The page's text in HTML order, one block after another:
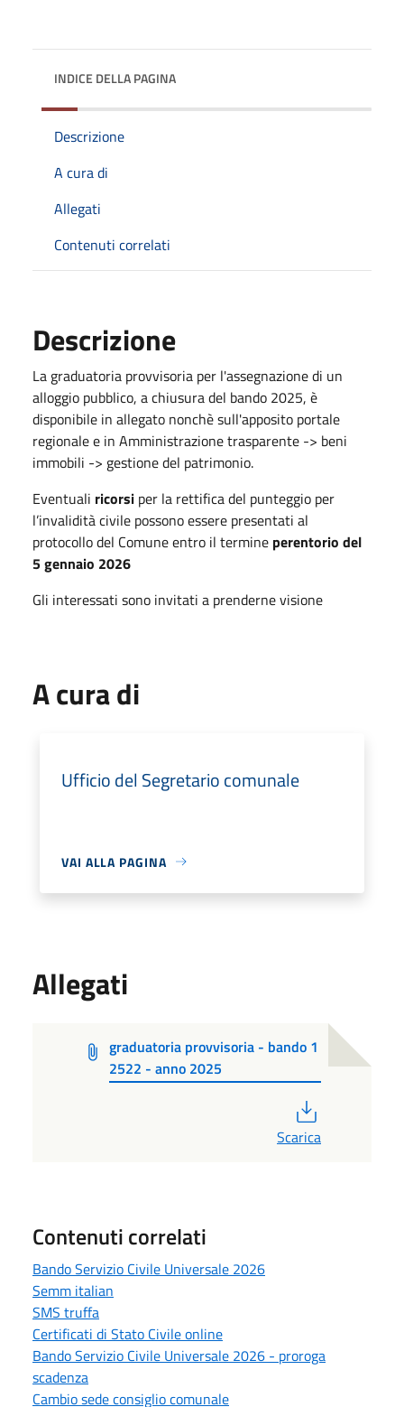
INDICE DELLA PAGINA
Descrizione
A cura di
Allegati
Contenuti correlati
Descrizione
La graduatoria provvisoria per l'assegnazione di un
alloggio pubblico, a chiusura del bando 2025, è
disponibile in allegato nonchè sull'apposito portale
regionale e in Amministrazione trasparente -> beni
immobili -> gestione del patrimonio.
Eventuali ricorsi per la rettifica del punteggio per
l’invalidità civile possono essere presentati al
protocollo del Comune entro il termine perentorio del
5 gennaio 2026
Gli interessati sono invitati a prenderne visione
A cura di
Ufficio del Segretario comunale
VAI ALLA PAGINA
Allegati
graduatoria provvisoria - bando 1
2522 - anno 2025
Scarica
Contenuti correlati
Bando Servizio Civile Universale 2026
Semm italian
SMS truffa
Certificati di Stato Civile online
Bando Servizio Civile Universale 2026 - proroga
scadenza
Cambio sede consiglio comunale